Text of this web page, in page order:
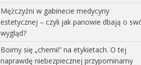
Mężczyźni w gabinecie medycyny
estetycznej – czyli jak panowie dbają o
wygląd?
Boimy się „chemii” na etykietach. O tej
naprawdę niebezpiecznej przypominamy